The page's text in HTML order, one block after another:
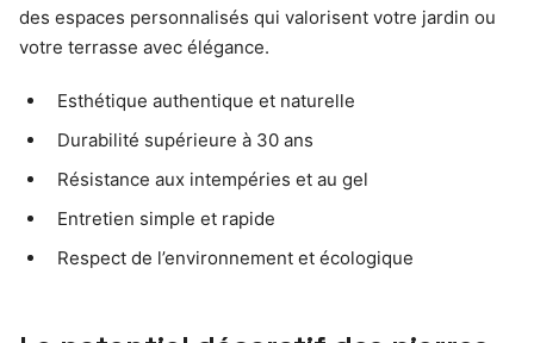
des espaces personnalisés qui valorisent votre jardin ou
votre terrasse avec élégance.
Esthétique authentique et naturelle
Durabilité supérieure à 30 ans
Résistance aux intempéries et au gel
Entretien simple et rapide
Respect de l’environnement et écologique